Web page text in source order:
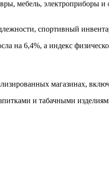
мебель,
спортивный
на 6,4%, а индекс
магазинах,
и табачными